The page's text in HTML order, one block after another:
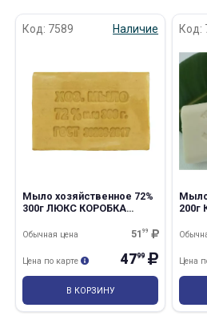
Код: 7589 Наличие
Мыло хозяйственное 72%
300г ЛЮКС КОРОБКА
5199
Обычная цена
4799
Цена по карте
В КОРЗИНУ
Код:
Мыло
200г
Цена